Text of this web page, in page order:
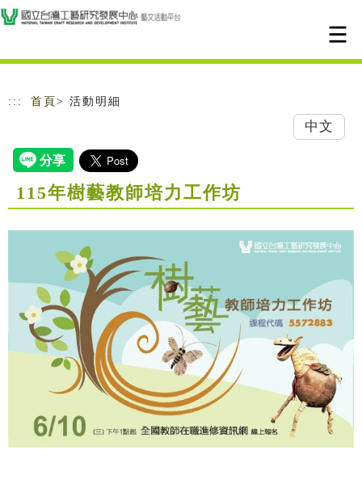
跳到主要內容
網站導覽
::: 首頁 > 活動明細
中文
115年樹藝教師培力工作坊